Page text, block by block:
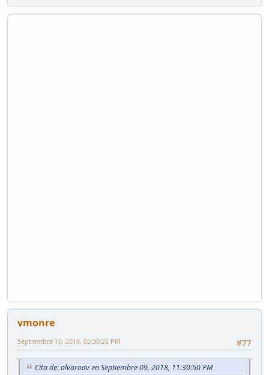
vmonre
#77
Septiembre 10, 2018, 05:30:26 PM
Cita de: alvaroav en Septiembre 09, 2018, 11:30:50 PM